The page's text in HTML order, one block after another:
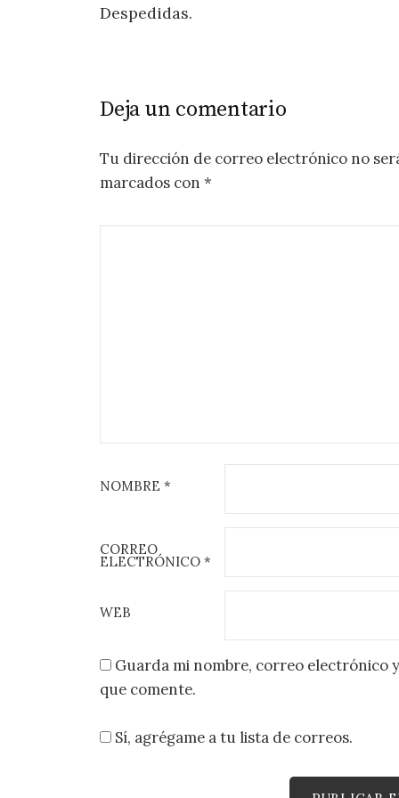
de
Despedidas.
Deja un comentario
Tu dirección de correo electrónico no
marcados con *
NOMBRE *
CORREO
ELECTRÓNICO *
WEB
Guarda mi nombre, correo electrónico
que comente.
Sí, agrégame a tu lista de correos.